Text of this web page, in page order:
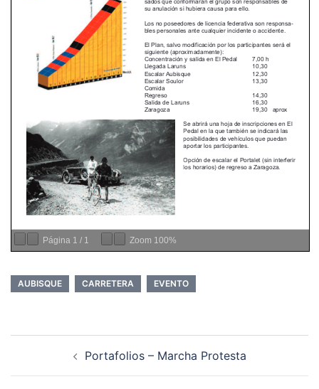
Página 1 / 1 Zoom 100%
AUBISQUE CARRETERA EVENTO
Portafolios – Marcha Protesta